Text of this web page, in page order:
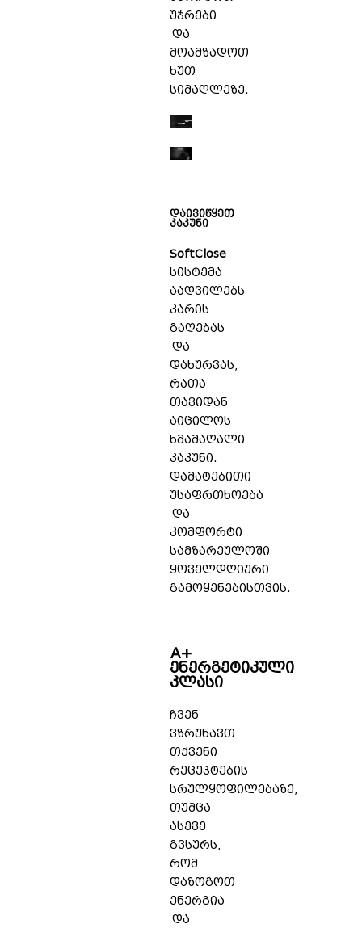
უჯრები
და
მოამზადოთ
ხუთ
სიმაღლეზე.
დაივიწყეთ
კაკუნი
SoftClose
სისტემა
აადვილებს
კარის
გაღებას
და
დახურვას,
რათა
თავიდან
აიცილოს
ხმამაღალი
კაკუნი.
დამატებითი
უსაფრთხოება
და
კომფორტი
სამზარეულოში
ყოველდღიური
გამოყენებისთვის.
A+
ენერგეტიკული
კლასი
ჩვენ
ვზრუნავთ
თქვენი
რეცეპტების
სრულყოფილებაზე,
თუმცა
ასევე
გვსურს,
რომ
დაზოგოთ
ენერგია
და